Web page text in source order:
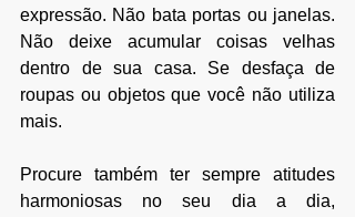
expressão. Não bata portas ou janelas.
Não deixe acumular coisas velhas
dentro de sua casa. Se desfaça de
roupas ou objetos que você não utiliza
mais.
Procure também ter sempre atitudes
harmoniosas no seu dia a dia,